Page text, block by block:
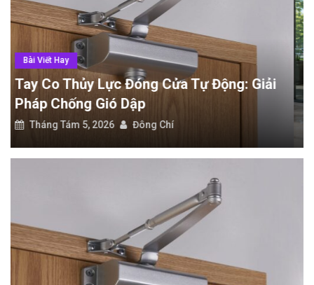
Checklist ứng dụng cần có khi du lịch nước ngoài tự túc
Tay co thủy lực đóng cửa tự động: Giải pháp chống gió dập
Bài Viết Hay
Cửa Tự Động Cảm Biến: Phân Loại Và
Tiêu Chí Lắp Đặt
Tháng Tám 5, 2026 Đông Chí